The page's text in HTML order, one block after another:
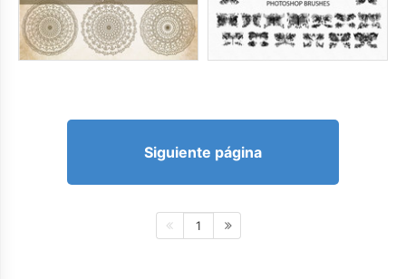
Siguiente página
1